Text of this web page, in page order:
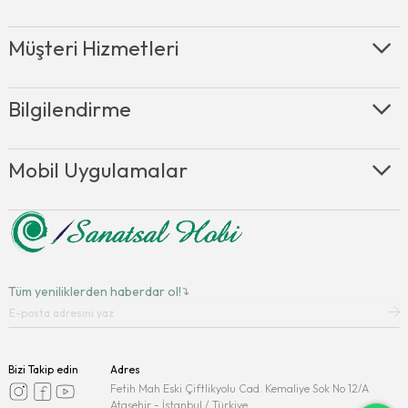
- Rulonun girmediği alanlarda ipek fırça kullanarak detay
kısımları da güzelce boyamalısınız.
- Bunun yerine 3 katta ince ince uygulayarak ve katlar arası
8-12 saat ara ile uygulama yapmanızı öneririz.
- Sulandırma yapmayın, direk boyayı uygulamanız daha
Cadence Handy Lake Boya Çeşitleri Sanatsal Hobi’de !
Sektörün öncü isimlerinde Cadence marka ürünlerin ana
tarihinden bugüne Cadence boya ürünlerinin satış hizmetini
vermektedir. Aradığınız tüm Cadence ürünleri, uygun fiyat
güvenli ödeme seçenekleri ve ücretsiz uygulama desteği
Müşteri Hizmetleri
Bilgilendirme
Mobil Uygulamalar
Tüm yeniliklerden haberdar ol!
Bizi Takip edin
Adres
Fetih Mah Eski Çiftlikyolu Cad. Kemaliye Sok No 12/A
Ataşehir - İstanbul / Türkiye